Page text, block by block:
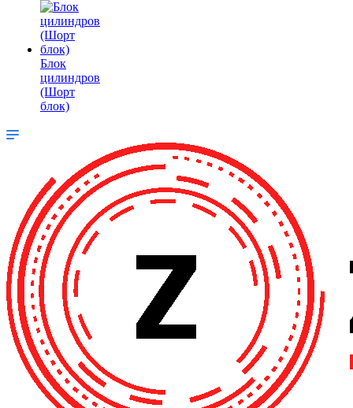
Блок
цилиндров
(Шорт
блок)